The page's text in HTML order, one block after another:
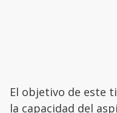
El objetivo de este
la capacidad del